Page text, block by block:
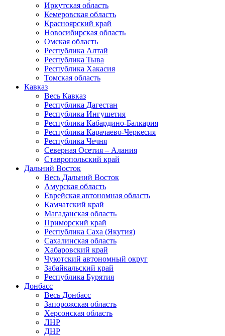
Иркутская область
Кемеровская область
Красноярский край
Новосибирская область
Омская область
Республика Алтай
Республика Тыва
Республика Хакасия
Томская область
Кавказ
Весь Кавказ
Республика Дагестан
Республика Ингушетия
Республика Кабардино-Балкария
Республика Карачаево-Черкесия
Республика Чечня
Северная Осетия – Алания
Ставропольский край
Дальний Восток
Весь Дальний Восток
Амурская область
Еврейская автономная область
Камчатский край
Магаданская область
Приморский край
Республика Саха (Якутия)
Сахалинская область
Хабаровский край
Чукотский автономный округ
Забайкальский край
Республика Бурятия
Донбасс
Весь Донбасс
Запорожская область
Херсонская область
ЛНР
ДНР